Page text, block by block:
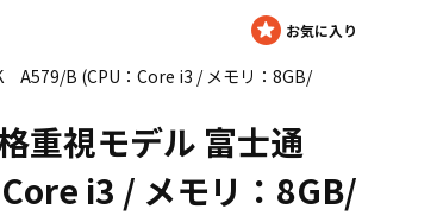
A579/B (CPU：Core i3 / メモリ：8GB/
重視モデル 富士通
i3 / メモリ：8GB/